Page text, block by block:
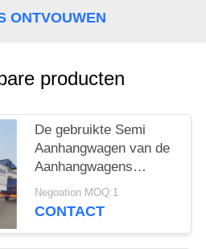
ONTVOUWEN
producten
De gebruikte Semi
Aanhangwagen van de
Aanhangwagens
Gloednieuwe die
Stortplaats met 2/3/4
Negoation MOQ:1
CONTACT